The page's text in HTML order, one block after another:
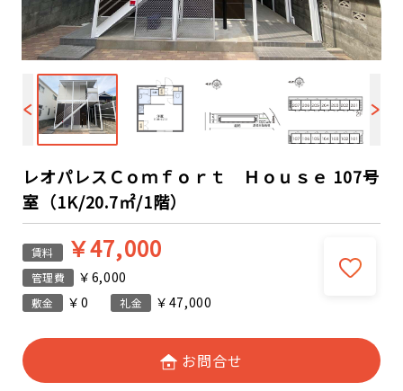
レオパレスＣｏｍｆｏｒｔ Ｈｏｕｓｅ 107号
室（1K/20.7㎡/1階）
賃料 ￥47,000
管理費 ￥6,000
敷金 ￥0 礼金 ￥47,000
お問合せ